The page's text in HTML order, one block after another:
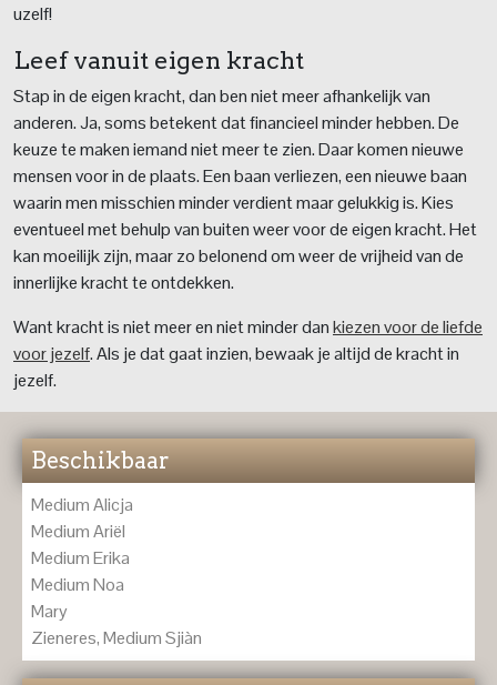
uzelf!
Leef vanuit eigen kracht
Stap in de eigen kracht, dan ben niet meer afhankelijk van
anderen. Ja, soms betekent dat financieel minder hebben. De
keuze te maken iemand niet meer te zien. Daar komen nieuwe
mensen voor in de plaats. Een baan verliezen, een nieuwe baan
waarin men misschien minder verdient maar gelukkig is. Kies
eventueel met behulp van buiten weer voor de eigen kracht. Het
kan moeilijk zijn, maar zo belonend om weer de vrijheid van de
innerlijke kracht te ontdekken.
Want kracht is niet meer en niet minder dankiezen voor de liefde
voor jezelf. Als je dat gaat inzien, bewaak je altijd de kracht in
jezelf.
Beschikbaar
Medium Alicja
Medium Ariël
Medium Erika
Medium Noa
Mary
Zieneres, Medium Sjiàn